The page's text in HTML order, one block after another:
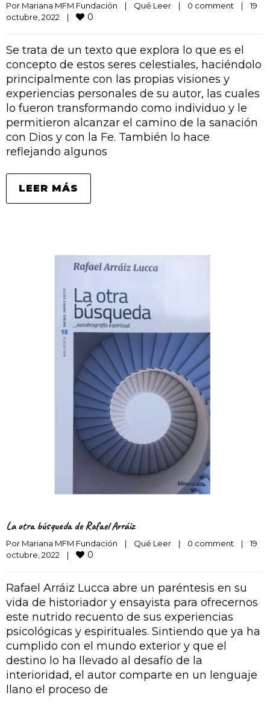
Por Mariana MFM Fundación | Qué Leer | 0 comment |
19
octubre, 2022 | 0
Se trata de un texto que explora lo que es el
concepto de estos seres celestiales, haciéndolo
principalmente con las propias visiones y
experiencias personales de su autor, las cuales
lo fueron transformando como individuo y le
permitieron alcanzar el camino de la sanación
con Dios y con la Fe. También lo hace
reflejando algunos
LEER MÁS
La otra búsqueda de Rafael Arráiz
Por Mariana MFM Fundación | Qué Leer | 0 comment |
19
octubre, 2022 | 0
Rafael Arráiz Lucca abre un paréntesis en su
vida de historiador y ensayista para ofrecernos
este nutrido recuento de sus experiencias
psicológicas y espirituales. Sintiendo que ya ha
cumplido con el mundo exterior y que el
destino lo ha llevado al desafío de la
interioridad, el autor comparte en un lenguaje
llano el proceso de